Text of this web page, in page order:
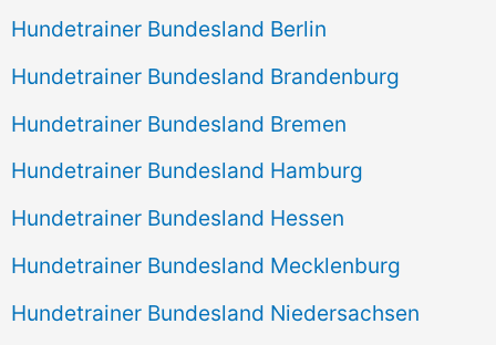
Hundetrainer Bundesland Berlin
Hundetrainer Bundesland Brandenburg
Hundetrainer Bundesland Bremen
Hundetrainer Bundesland Hamburg
Hundetrainer Bundesland Hessen
Hundetrainer Bundesland Mecklenburg
Hundetrainer Bundesland Niedersachsen